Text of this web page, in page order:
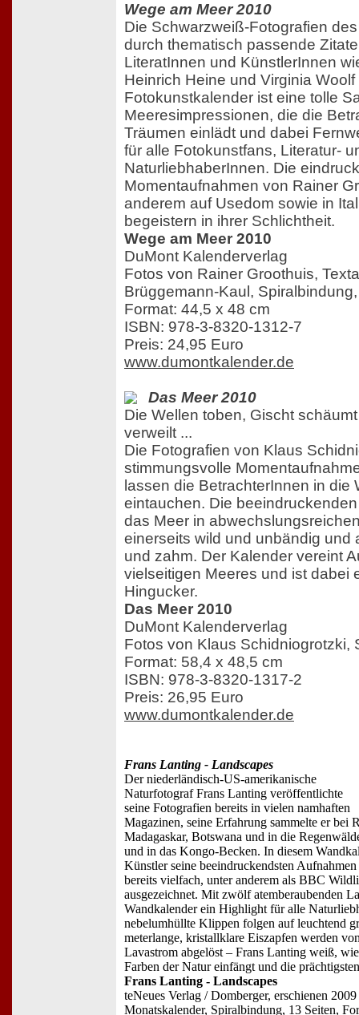
Wege am Meer 2010
Die Schwarzweiß-Fotografien
durch thematisch passende
LiteratInnen und KünstlerInnen
Heinrich Heine und Virginia
Fotokunstkalender ist eine tolle
Meeresimpressionen, die die
Träumen einlädt und dabei
für alle Fotokunstfans, Literatur-
NaturliebhaberInnen. Die
Momentaufnahmen von Rainer
anderem auf Usedom sowie in
begeistern in ihrer Schlichtheit.
Wege am Meer 2010
DuMont Kalenderverlag
Fotos von Rainer Groothuis,
Brüggemann-Kaul,
Format: 44,5 x 48 cm
ISBN: 978-3-8320-1312-7
Preis: 24,95 Euro
www.dumontkalender.de
Das Meer 2010
Die Wellen toben, Gischt
verweilt ...
Die Fotografien von Klaus
stimmungsvolle
lassen die BetrachterInnen in die
eintauchen. Die
das Meer in
einerseits wild und unbändig und
und zahm. Der Kalender vereint
vielseitigen Meeres und ist dabei
Hingucker.
Das Meer 2010
DuMont Kalenderverlag
Fotos von Klaus Schidniogrotzki,
Format: 58,4 x 48,5 cm
ISBN: 978-3-8320-1317-2
Preis: 26,95 Euro
www.dumontkalender.de
Frans Lanting - Landscapes
Der niederländisch-US-amerikanische
Naturfotograf Frans Lanting veröffentlichte
seine Fotografien bereits in vielen namhaften
Magazinen, seine Erfahrung sammelte er bei
Madagaskar, Botswana und in die
und in das Kongo-Becken. In diesem
Künstler seine beeindruckendsten
bereits vielfach, unter anderem als BBC
ausgezeichnet. Mit zwölf atemberaubenden
Wandkalender ein Highlight für alle
nebelumhüllte Klippen folgen auf leuchtend
meterlange, kristallklare Eiszapfen werden
Lavastrom abgelöst – Frans Lanting weiß,
Farben der Natur einfängt und die
Frans Lanting - Landscapes
teNeues Verlag / Domberger, erschienen 2009
Monatskalender, Spiralbindung, 13 Seiten,